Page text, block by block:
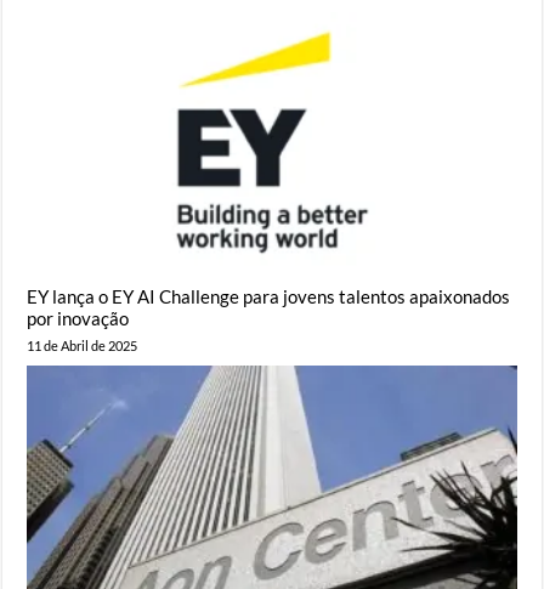
EY lança o EY AI Challenge para jovens talentos apaixonados
por inovação
11 de Abril de 2025